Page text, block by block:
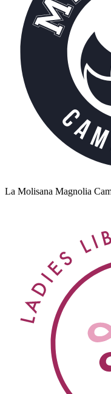
La Molisana Magnolia